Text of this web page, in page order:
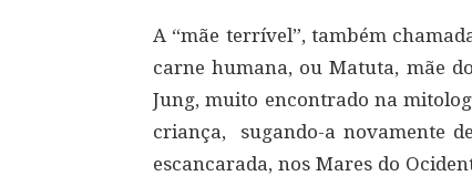
A “mãe terrível”, também
carne humana, ou Matuta, mãe
Jung, muito encontrado na
criança, sugando-a novamente
escancarada, nos Mares do